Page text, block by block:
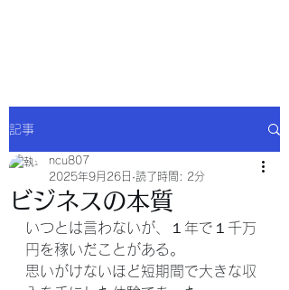
記事
ビジネスの本質
ncu807
2025年9月26日 読了時間: 2分
いつとは言わないが、１年で１千万
円を稼いだことがある。
思いがけないほど短期間で大きな収